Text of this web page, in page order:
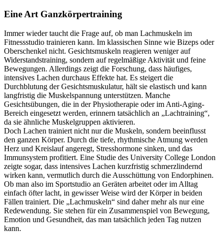
Eine Art Ganzkörpertraining
Immer wieder taucht die Frage auf, ob man Lachmuskeln im
Fitnessstudio trainieren kann. Im klassischen Sinne wie Bizeps oder
Oberschenkel nicht. Gesichtsmuskeln reagieren weniger auf
Widerstandstraining, sondern auf regelmäßige Aktivität und feine
Bewegungen. Allerdings zeigt die Forschung, dass häufiges,
intensives Lachen durchaus Effekte hat. Es steigert die
Durchblutung der Gesichtsmuskulatur, hält sie elastisch und kann
langfristig die Muskelspannung unterstützen. Manche
Gesichtsübungen, die in der Physiotherapie oder im Anti-Aging-
Bereich eingesetzt werden, erinnern tatsächlich an „Lachtraining“,
da sie ähnliche Muskelgruppen aktivieren.
Doch Lachen trainiert nicht nur die Muskeln, sondern beeinflusst
den ganzen Körper. Durch die tiefe, rhythmische Atmung werden
Herz und Kreislauf angeregt, Stresshormone sinken, und das
Immunsystem profitiert. Eine Studie des University College London
zeigte sogar, dass intensives Lachen kurzfristig schmerzlindernd
wirken kann, vermutlich durch die Ausschüttung von Endorphinen.
Ob man also im Sportstudio an Geräten arbeitet oder im Alltag
einfach öfter lacht, in gewisser Weise wird der Körper in beiden
Fällen trainiert. Die „Lachmuskeln“ sind daher mehr als nur eine
Redewendung. Sie stehen für ein Zusammenspiel von Bewegung,
Emotion und Gesundheit, das man tatsächlich jeden Tag nutzen
kann.